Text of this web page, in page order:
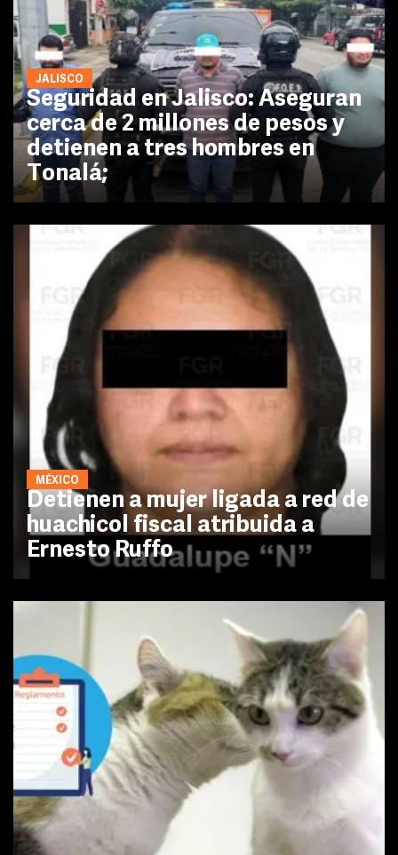
JALISCO
Seguridad en Jalisco: Aseguran
cerca de 2 millones de pesos y
detienen a tres hombres en
Tonalá;
MÉXICO
Detienen a mujer ligada a red de
huachicol fiscal atribuida a
Ernesto Ruffo